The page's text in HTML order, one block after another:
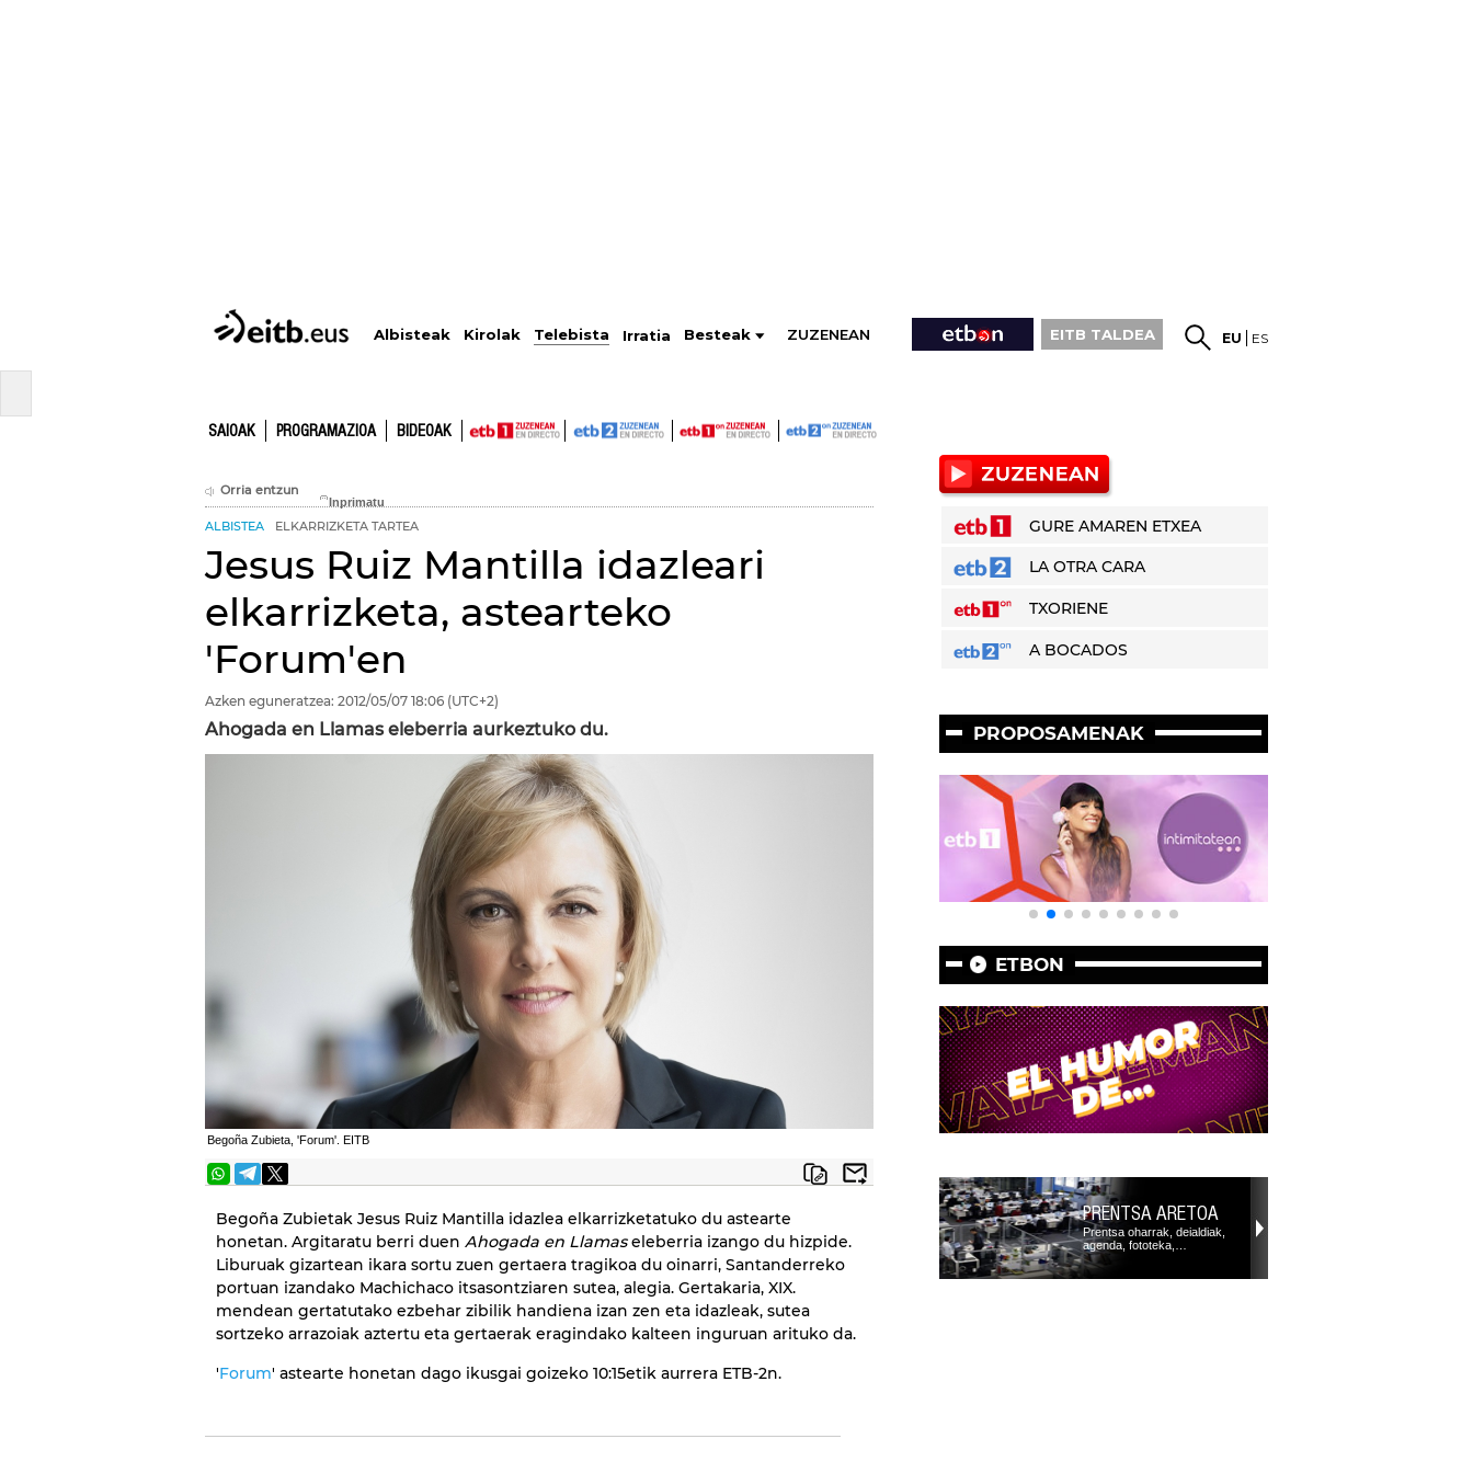
Albisteak Kirolak Telebista Irratia Besteak ZUZENEAN EITB TALDEA EU ES
SAIOAK PROGRAMAZIOA BIDEOAK
Orria entzun
ALBISTEA ELKARRIZKETA TARTEA
Jesus Ruiz Mantilla idazleari
elkarrizketa, astearteko
'Forum'en
Azken eguneratzea: 2012/05/07 18:06 (UTC+2)
Ahogada en Llamas eleberria aurkeztuko du.
Begoña Zubieta, 'Forum'. EITB
Begoña Zubietak Jesus Ruiz Mantilla idazlea elkarrizketatuko du astearte
honetan. Argitaratu berri duen Ahogada en Llamaseleberria izango du hizpide.
Liburuak gizartean ikara sortu zuen gertaera tragikoa du oinarri, Santanderreko
portuan izandako Machichaco itsasontziaren sutea, alegia. Gertakaria, XIX.
mendean gertatutako ezbehar zibilik handiena izan zen eta idazleak, sutea
sortzeko arrazoiak aztertu eta gertaerak eragindako kalteen inguruan arituko da.
'Forum' astearte honetan dago ikusgai goizeko 10:15etik aurrera ETB-2n.
GURE AMAREN ETXEA
LA OTRA CARA
TXORIENE
A BOCADOS
PROPOSAMENAK
ETBON
PRENTSA ARETOA
Prentsa oharrak, deialdiak,
agenda, fototeka,…